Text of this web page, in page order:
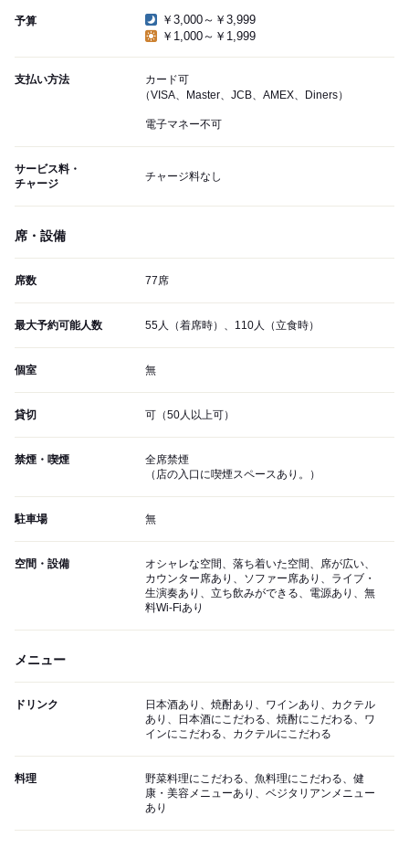
予算
￥3,000～￥3,999
￥1,000～￥1,999
支払い方法
カード可
（VISA、Master、JCB、AMEX、Diners）
電子マネー不可
サービス料・
チャージ
チャージ料なし
席・設備
席数 77席
最大予約可能人数 55人（着席時）、110人（立食時）
個室 無
貸切 可（50人以上可）
禁煙・喫煙
全席禁煙
（店の入口に喫煙スペースあり。）
駐車場 無
空間・設備
オシャレな空間、落ち着いた空間、席が広い、
カウンター席あり、ソファー席あり、ライブ・
生演奏あり、立ち飲みができる、電源あり、無
料Wi-Fiあり
メニュー
ドリンク
日本酒あり、焼酎あり、ワインあり、カクテル
あり、日本酒にこだわる、焼酎にこだわる、ワ
インにこだわる、カクテルにこだわる
料理
野菜料理にこだわる、魚料理にこだわる、健
康・美容メニューあり、ベジタリアンメニュー
あり